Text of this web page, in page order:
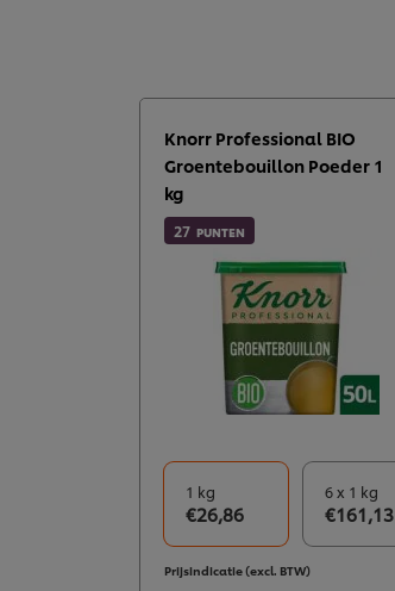
Knorr Professional BIO
Groentebouillon Poeder 1
kg
27 PUNTEN
1 kg
€26,86
6 x 1 kg
€161,13
Prijsindicatie (excl. BTW)